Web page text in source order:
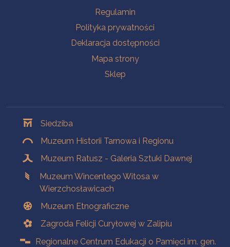
Regulamin
Polityka prywatności
Deklaracja dostępności
Mapa strony
Sklep
Siedziba
Muzeum Historii Tarnowa i Regionu
Muzeum Ratusz - Galeria Sztuki Dawnej
Muzeum Wincentego Witosa w
Wierzchosławicach
Muzeum Etnograficzne
Zagroda Felicji Curyłowej w Zalipiu
Regionalne Centrum Edukacji o Pamięci im. gen.